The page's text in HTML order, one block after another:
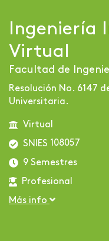
Ingeniería
Virtual
Facultad de
Resolución No. 6147
Universitaria.
Virtual
SNIES 108057
9 Semestres
Profesional
Más info